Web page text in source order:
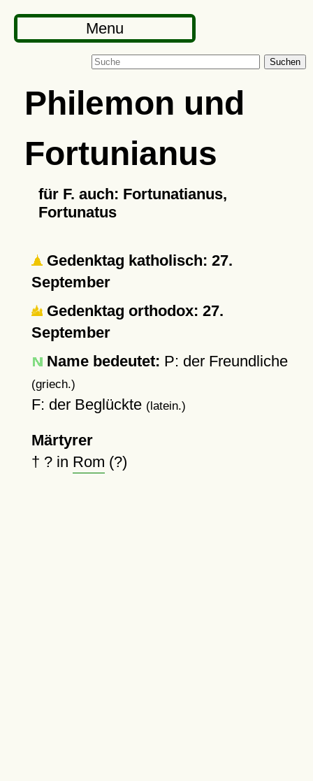
Menu
Suchen
Philemon und
Fortunianus
für F. auch: Fortunatianus,
Fortunatus
Gedenktag katholisch: 27.
September
Gedenktag orthodox: 27.
September
Name bedeutet: P: der Freundliche
(griech.)
F: der Beglückte (latein.)
Märtyrer
† ?in Rom (?)